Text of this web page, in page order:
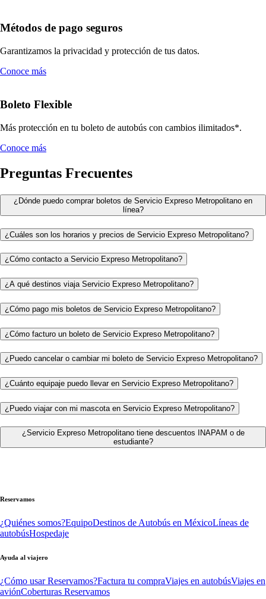
Métodos de pago seguros
Garantizamos la privacidad y protección de tus datos.
Conoce más
Boleto Flexible
Más protección en tu boleto de autobús con cambios ilimitados*.
Conoce más
Preguntas Frecuentes
¿Dónde puedo comprar boletos de Servicio Expreso Metropolitano en
línea?
¿Cuáles son los horarios y precios de Servicio Expreso Metropolitano?
¿Cómo contacto a Servicio Expreso Metropolitano?
¿A qué destinos viaja Servicio Expreso Metropolitano?
¿Cómo pago mis boletos de Servicio Expreso Metropolitano?
¿Cómo facturo un boleto de Servicio Expreso Metropolitano?
¿Puedo cancelar o cambiar mi boleto de Servicio Expreso Metropolitano?
¿Cuánto equipaje puedo llevar en Servicio Expreso Metropolitano?
¿Puedo viajar con mi mascota en Servicio Expreso Metropolitano?
¿Servicio Expreso Metropolitano tiene descuentos INAPAM o de
estudiante?
Reservamos
¿Quiénes somos?EquipoDestinos de Autobús en MéxicoLíneas de
autobúsHospedaje
Ayuda al viajero
¿Cómo usar Reservamos?Factura tu compraViajes en autobúsViajes en
aviónCoberturas Reservamos